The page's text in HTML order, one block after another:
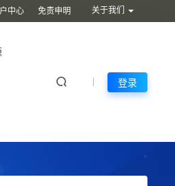
中心 免责申明 关于我们
登录